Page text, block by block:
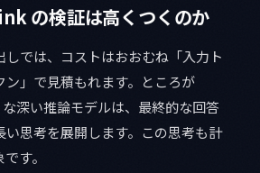
の検証は高くつくのか
では、コストはおおむね「入力ト
ン」で見積もれます。ところが
深い推論モデルは、最終的な回答
い思考を展開します。この思考も計
す。